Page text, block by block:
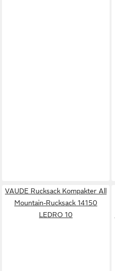
VAUDE Rucksack Kompakter All
Mountain-Rucksack 14150
LEDRO 10